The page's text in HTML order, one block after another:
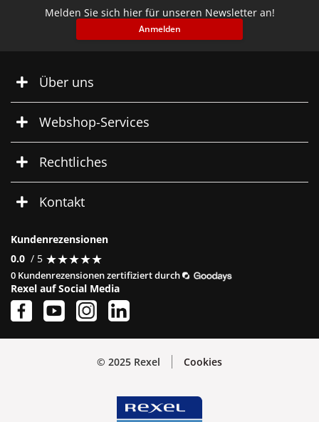
Melden Sie sich hier für unseren Newsletter an!
Anmelden
Über uns
Webshop-Services
Rechtliches
Kontakt
Kundenrezensionen
0.0 / 5 ★★★★★
★★★★★
0 Kundenrezensionen zertifiziert durch
Rexel auf Social Media
© 2025 Rexel Cookies